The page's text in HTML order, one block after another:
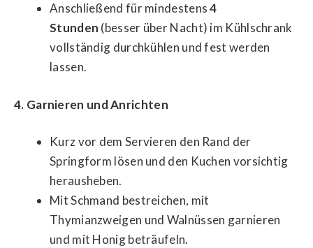
Anschließend für mindestens4
Stunden (besser über Nacht) im Kühlschrank
vollständig durchkühlen und fest werden
lassen.
4. Garnieren und Anrichten
Kurz vor dem Servieren den Rand der
Springform lösen und den Kuchen vorsichtig
herausheben.
Mit Schmand bestreichen, mit
Thymianzweigen und Walnüssen garnieren
und mit Honig beträufeln.